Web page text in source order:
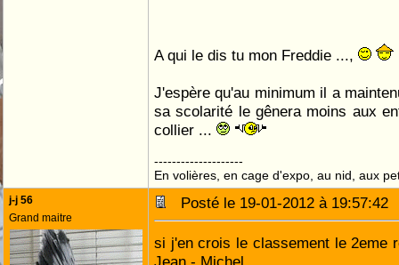
A qui le dis tu mon Freddie ...,
J'espère qu'au minimum il a
sa scolarité le gênera moins aux
collier ...
--------------------
En volières, en cage d'expo, au nid, aux
j-j 56
Grand maitre
Posté le 19-01-2012 à
si j'en crois le classement le 2eme
Jean - Michel